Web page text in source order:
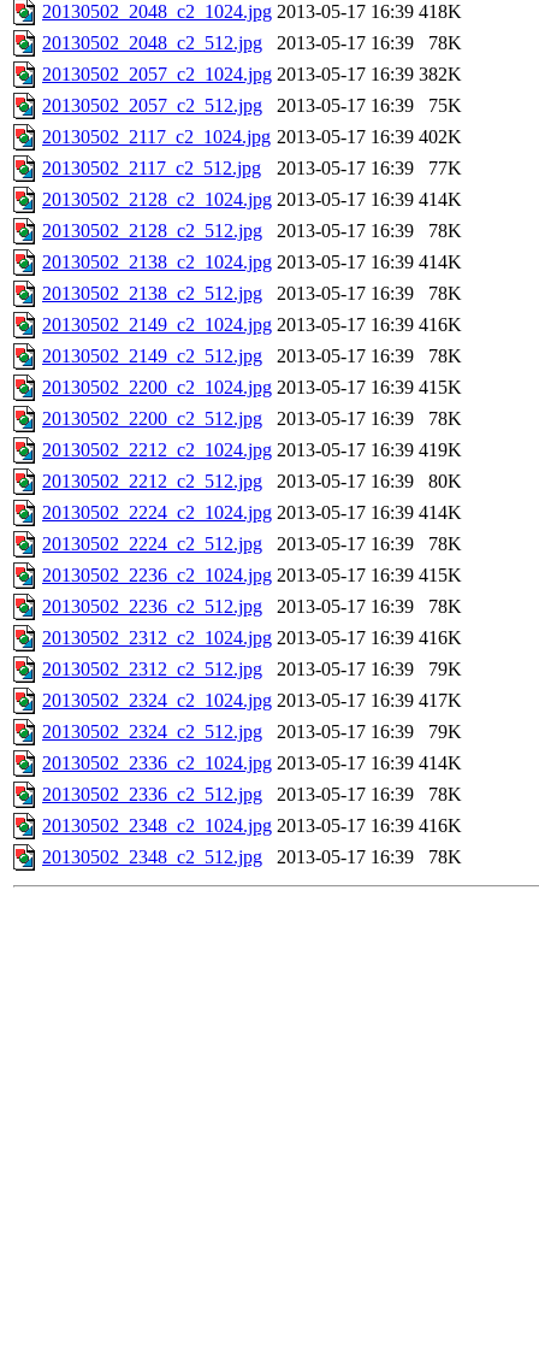
20130502_2048_c2_1024.jpg 2013-05-17 16:39 418K
20130502_2048_c2_512.jpg
2013-05-17 16:39
78K
20130502_2057_c2_1024.jpg 2013-05-17 16:39 382K
20130502_2057_c2_512.jpg
2013-05-17 16:39
75K
20130502_2117_c2_1024.jpg 2013-05-17 16:39 402K
20130502_2117_c2_512.jpg
2013-05-17 16:39
77K
20130502_2128_c2_1024.jpg 2013-05-17 16:39 414K
20130502_2128_c2_512.jpg
2013-05-17 16:39
78K
20130502_2138_c2_1024.jpg 2013-05-17 16:39 414K
20130502_2138_c2_512.jpg
2013-05-17 16:39
78K
20130502_2149_c2_1024.jpg 2013-05-17 16:39 416K
20130502_2149_c2_512.jpg
2013-05-17 16:39
78K
20130502_2200_c2_1024.jpg 2013-05-17 16:39 415K
20130502_2200_c2_512.jpg
2013-05-17 16:39
78K
20130502_2212_c2_1024.jpg 2013-05-17 16:39 419K
20130502_2212_c2_512.jpg
2013-05-17 16:39
80K
20130502_2224_c2_1024.jpg 2013-05-17 16:39 414K
20130502_2224_c2_512.jpg
2013-05-17 16:39
78K
20130502_2236_c2_1024.jpg 2013-05-17 16:39 415K
20130502_2236_c2_512.jpg
2013-05-17 16:39
78K
20130502_2312_c2_1024.jpg 2013-05-17 16:39 416K
20130502_2312_c2_512.jpg
2013-05-17 16:39
79K
20130502_2324_c2_1024.jpg 2013-05-17 16:39 417K
20130502_2324_c2_512.jpg
2013-05-17 16:39
79K
20130502_2336_c2_1024.jpg 2013-05-17 16:39 414K
20130502_2336_c2_512.jpg
2013-05-17 16:39
78K
20130502_2348_c2_1024.jpg 2013-05-17 16:39 416K
20130502_2348_c2_512.jpg
2013-05-17 16:39 78K